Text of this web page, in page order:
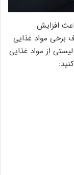
افزایش
برخی مواد غذایی
از مواد غذایی